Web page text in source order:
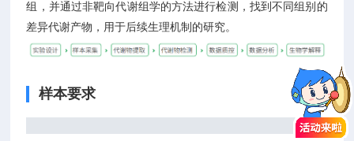
组，并通过非靶向代谢组学的方法进行检测，找到不同组别的
差异代谢产物，用于后续生理机制的研究。
样本要求